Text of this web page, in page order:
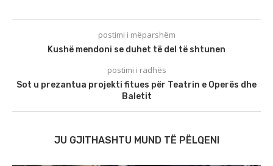
postimi i mëparshëm
Kushë mendoni se duhet të del të shtunen
postimi i radhës
Sot u prezantua projekti fitues për Teatrin e Operës dhe
Baletit
JU GJITHASHTU MUND TË PËLQENI